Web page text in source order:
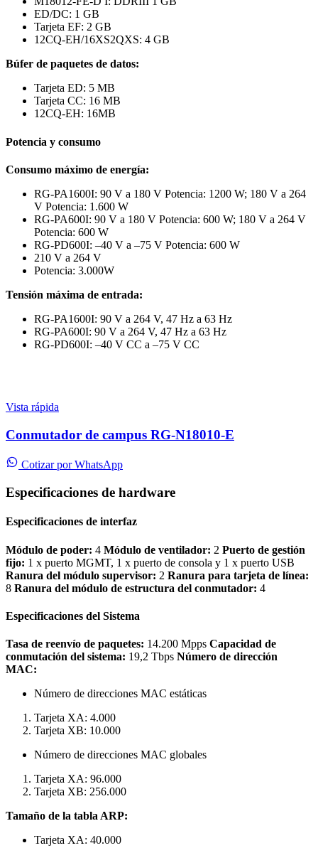
ED/DC: 1 GB
Tarjeta EF: 2 GB
12CQ-EH/16XS2QXS: 4 GB
Búfer de paquetes de datos:
Tarjeta ED: 5 MB
Tarjeta CC: 16 MB
12CQ-EH: 16MB
Potencia y consumo
Consumo máximo de energía:
RG-PA1600I: 90 V a 180 V Potencia: 1200 W; 180 V a 264
V Potencia: 1.600 W
RG-PA600I: 90 V a 180 V Potencia: 600 W; 180 V a 264 V
Potencia: 600 W
RG-PD600I: –40 V a –75 V Potencia: 600 W
210 V a 264 V
Potencia: 3.000W
Tensión máxima de entrada:
RG-PA1600I: 90 V a 264 V, 47 Hz a 63 Hz
RG-PA600I: 90 V a 264 V, 47 Hz a 63 Hz
RG-PD600I: –40 V CC a –75 V CC
Vista rápida
Conmutador de campus RG-N18010-E
Cotizar por WhatsApp
Especificaciones de hardware
Especificaciones de interfaz
Módulo de poder: 4 Módulo de ventilador: 2 Puerto de gestión
fijo: 1 x puerto MGMT, 1 x puerto de consola y 1 x puerto USB
Ranura del módulo supervisor: 2 Ranura para tarjeta de línea:
8 Ranura del módulo de estructura del conmutador: 4
Especificaciones del Sistema
Tasa de reenvío de paquetes: 14.200 Mpps Capacidad de
conmutación del sistema: 19,2 Tbps Número de dirección
MAC:
Número de direcciones MAC estáticas
Tarjeta XA: 4.000
Tarjeta XB: 10.000
Número de direcciones MAC globales
Tarjeta XA: 96.000
Tarjeta XB: 256.000
Tamaño de la tabla ARP:
Tarjeta XA: 40.000